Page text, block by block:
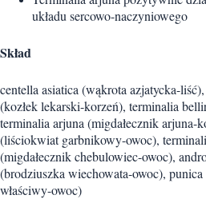
układu sercowo-naczyniowego
Skład
centella asiatica (wąkrota azjatycka-
(kozłek lekarski-korzeń), terminalia
terminalia arjuna (migdałecznik arjuna-
(liściokwiat garbnikowy-owoc),
(migdałecznik chebulowiec-owoc),
(brodziuszka wiechowata-owoc),
właściwy-owoc)